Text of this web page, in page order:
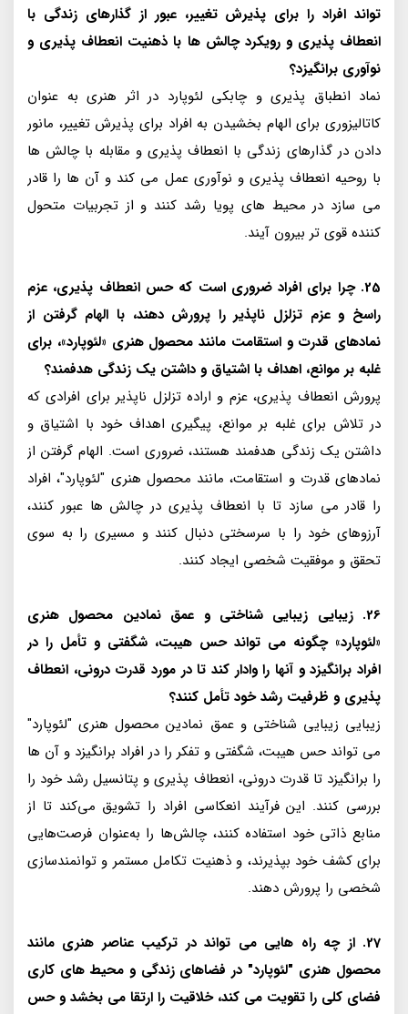
تواند افراد را برای پذیرش تغییر، عبور از گذارهای زندگی با
انعطاف پذیری و رویکرد چالش ها با ذهنیت انعطاف پذیری و
نوآوری برانگیزد؟
نماد انطباق پذیری و چابکی لئوپارد در اثر هنری به عنوان
کاتالیزوری برای الهام بخشیدن به افراد برای پذیرش تغییر، مانور
دادن در گذارهای زندگی با انعطاف پذیری و مقابله با چالش ها
با روحیه انعطاف پذیری و نوآوری عمل می کند و آن ها را قادر
می سازد در محیط های پویا رشد کنند و از تجربیات متحول
کننده قوی تر بیرون آیند.
25. چرا برای افراد ضروری است که حس انعطاف پذیری، عزم
راسخ و عزم تزلزل ناپذیر را پرورش دهند، با الهام گرفتن از
نمادهای قدرت و استقامت مانند محصول هنری «لئوپارد»، برای
غلبه بر موانع، اهداف با اشتیاق و داشتن یک زندگی هدفمند؟
پرورش انعطاف پذیری، عزم و اراده تزلزل ناپذیر برای افرادی که
در تلاش برای غلبه بر موانع، پیگیری اهداف خود با اشتیاق و
داشتن یک زندگی هدفمند هستند، ضروری است. الهام گرفتن از
نمادهای قدرت و استقامت، مانند محصول هنری "لئوپارد"، افراد
را قادر می سازد تا با انعطاف پذیری در چالش ها عبور کنند،
آرزوهای خود را با سرسختی دنبال کنند و مسیری را به سوی
تحقق و موفقیت شخصی ایجاد کنند.
26. زیبایی زیبایی شناختی و عمق نمادین محصول هنری
«لئوپارد» چگونه می تواند حس هیبت، شگفتی و تأمل را در
افراد برانگیزد و آنها را وادار کند تا در مورد قدرت درونی، انعطاف
پذیری و ظرفیت رشد خود تأمل کنند؟
زیبایی زیبایی شناختی و عمق نمادین محصول هنری "لئوپارد"
می تواند حس هیبت، شگفتی و تفکر را در افراد برانگیزد و آن ها
را برانگیزد تا قدرت درونی، انعطاف پذیری و پتانسیل رشد خود را
بررسی کنند. این فرآیند انعکاسی افراد را تشویق می‌کند تا از
منابع ذاتی خود استفاده کنند، چالش‌ها را به‌عنوان فرصت‌هایی
برای کشف خود بپذیرند، و ذهنیت تکامل مستمر و توانمندسازی
شخصی را پرورش دهند.
27. از چه راه هایی می تواند در ترکیب عناصر هنری مانند
محصول هنری "لئوپارد" در فضاهای زندگی و محیط های کاری
فضای کلی را تقویت می کند، خلاقیت را ارتقا می بخشد و حس